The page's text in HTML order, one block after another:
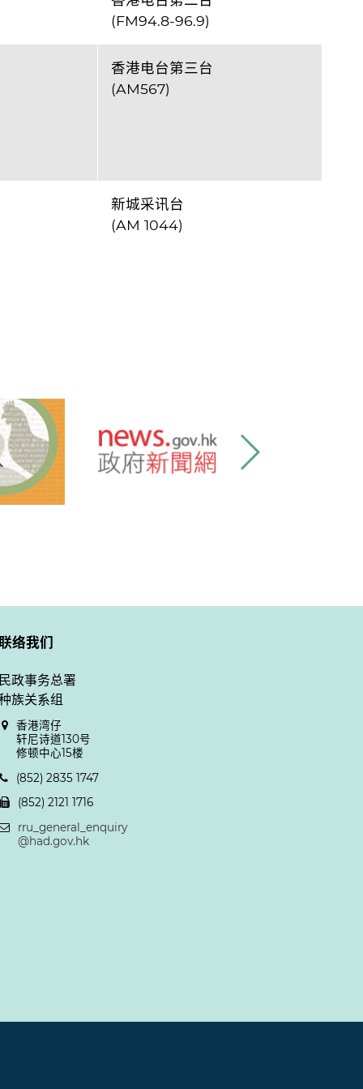
(FM94.8-96.9)
香港电台第三台
(AM567)
新城采讯台
(AM 1044)
络我们
民政事务总署
族关系组
香港湾仔
轩尼诗道130号
修顿中心15楼
(852) 2835 1747
(852) 2121 1716
rru_general_enquiry
@had.gov.hk